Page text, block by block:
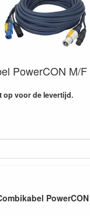
PowerCON M/
op voor de levertijd.